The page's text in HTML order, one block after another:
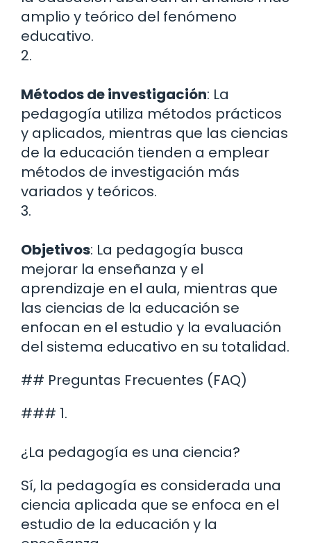
amplio y teórico del fenómeno
educativo.
2.
Métodos de investigación: La
pedagogía utiliza métodos prácticos
y aplicados, mientras que las ciencias
de la educación tienden a emplear
métodos de investigación más
variados y teóricos.
3.
Objetivos: La pedagogía busca
mejorar la enseñanza y el
aprendizaje en el aula, mientras que
las ciencias de la educación se
enfocan en el estudio y la evaluación
del sistema educativo en su totalidad.
## Preguntas Frecuentes (FAQ)
### 1.
¿La pedagogía es una ciencia?
Sí, la pedagogía es considerada una
ciencia aplicada que se enfoca en el
estudio de la educación y la